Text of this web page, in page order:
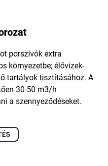
porszívók extra
környezetbe; élővizek-
tartályok tisztításához. A
30-50 m3/h
a szennyeződéseket.